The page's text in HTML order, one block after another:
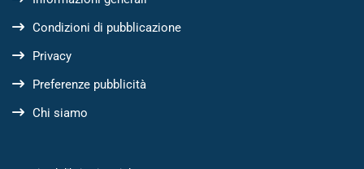
Condizioni di pubblicazione
Privacy
Preferenze pubblicità
Chi siamo